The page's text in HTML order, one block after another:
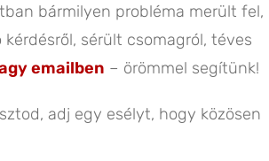
bármilyen probléma merült fel,
sérült csomagról, téves
emailben – örömmel segítünk!
adj egy esélyt, hogy közösen